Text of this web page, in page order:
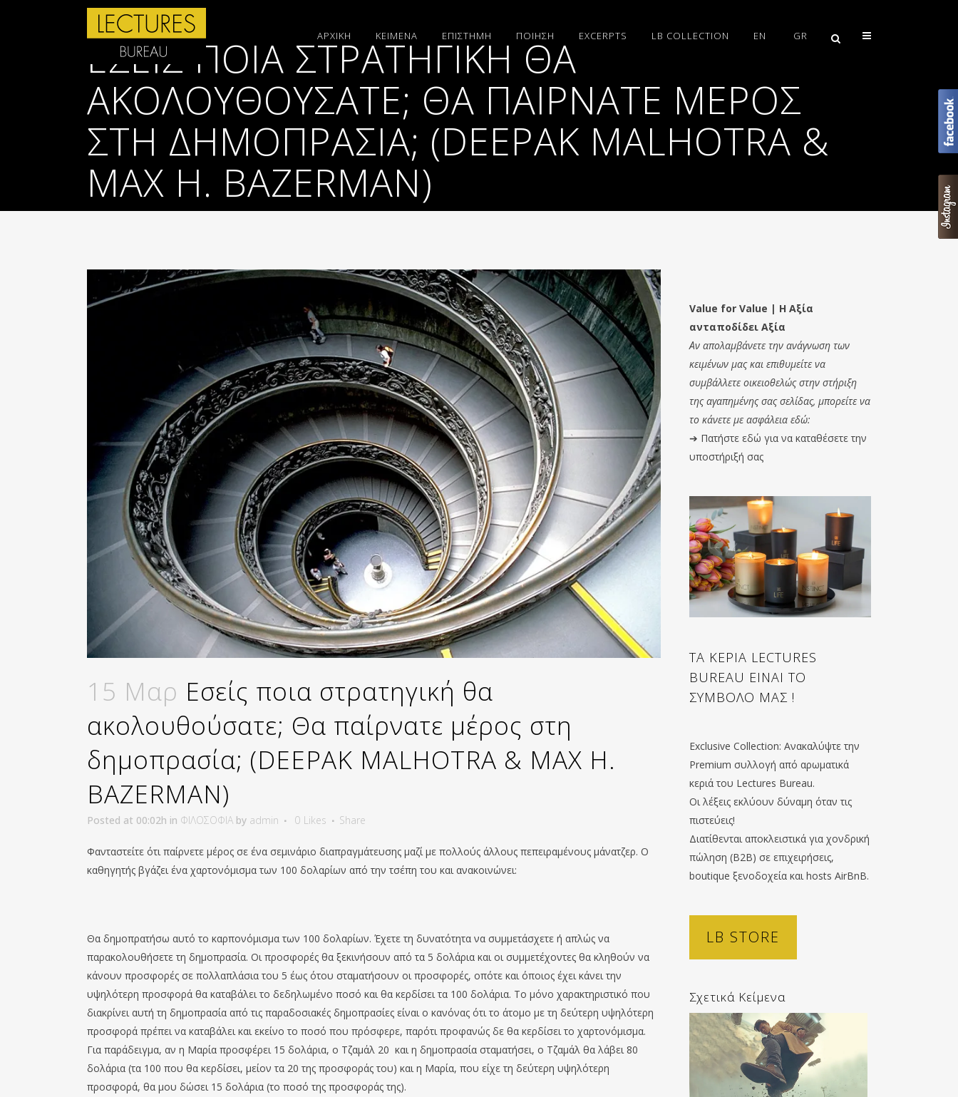
ΑΡΧΙΚΗ ΚΕΙΜΕΝΑ ΕΠΙΣΤΗΜΗ ΠΟΙΗΣΗ EXCERPTS LB COLLECTION EN GR
ΕΣΕΊΣ ΠΟΙΑ ΣΤΡΑΤΗΓΙΚΉ ΘΑ
ΑΚΟΛΟΥΘΟΎΣΑΤΕ; ΘΑ ΠΑΊΡΝΑΤΕ ΜΈΡΟΣ
ΣΤΗ ΔΗΜΟΠΡΑΣΊΑ; (DEEPAK MALHOTRA &
MAX H. BAZERMAN)
15 Μαρ Εσείς ποια στρατηγική θα
ακολουθούσατε; Θα παίρνατε μέρος στη
δημοπρασία; (DEEPAK MALHOTRA & MAX H.
BAZERMAN)
Posted at 00:02h in ΦΙΛΟΣΟΦΙΑ by admin 0 Likes Share
Φανταστείτε ότι παίρνετε μέρος σε ένα σεμινάριο διαπραγμάτευσης μαζί με πολλούς άλλους πεπειραμένους μάνατζερ. Ο
καθηγητής βγάζει ένα χαρτονόμισμα των 100 δολαρίων από την τσέπη του και ανακοινώνει:
Θα δημοπρατήσω αυτό το καρπονόμισμα των 100 δολαρίων. Έχετε τη δυνατότητα να συμμετάσχετε ή απλώς να
παρακολουθήσετε τη δημοπρασία. Οι προσφορές θα ξεκινήσουν από τα 5 δολάρια και οι συμμετέχοντες θα κληθούν να
κάνουν προσφορές σε πολλαπλάσια του 5 έως ότου σταματήσουν οι προσφορές, οπότε και όποιος έχει κάνει την
υψηλότερη προσφορά θα καταβάλει το δεδηλωμένο ποσό και θα κερδίσει τα 100 δολάρια. Το μόνο χαρακτηριστικό που
διακρίνει αυτή τη δημοπρασία από τις παραδοσιακές δημοπρασίες είναι ο κανόνας ότι το άτομο με τη δεύτερη υψηλότερη
προσφορά πρέπει να καταβάλει και εκείνο το ποσό που πρόσφερε, παρότι προφανώς δε θα κερδίσει το χαρτονόμισμα.
Για παράδειγμα, αν η Μαρία προσφέρει 15 δολάρια, ο Τζαμάλ 20 και η δημοπρασία σταματήσει, ο Τζαμάλ θα λάβει 80
δολάρια (τα 100 που θα κερδίσει, μείον τα 20 της προσφοράς του) και η Μαρία, που είχε τη δεύτερη υψηλότερη
προσφορά, θα μου δώσει 15 δολάρια (το ποσό της προσφοράς της).
Value for Value | Η Αξία
ανταποδίδει Αξία
Αν απολαμβάνετε την ανάγνωση των
κειμένων μας και επιθυμείτε να
συμβάλλετε οικειοθελώς στην στήριξη
της αγαπημένης σας σελίδας, μπορείτε να
το κάνετε με ασφάλεια εδώ:
➔ Πατήστε εδώ για να καταθέσετε την
υποστήριξή σας
ΤΑ ΚΕΡΙΑ LECTURES
BUREAU ΕΙΝΑΙ ΤΟ
ΣΥΜΒΟΛΟ ΜΑΣ !
Exclusive Collection: Ανακαλύψτε την
Premium συλλογή από αρωματικά
κεριά του Lectures Bureau.
Οι λέξεις εκλύουν δύναμη όταν τις
πιστεύεις!
Διατίθενται αποκλειστικά για χονδρική
πώληση (B2B) σε επιχειρήσεις,
boutique ξενοδοχεία και hosts AirBnB.
LB STORE
Σχετικά Κείμενα